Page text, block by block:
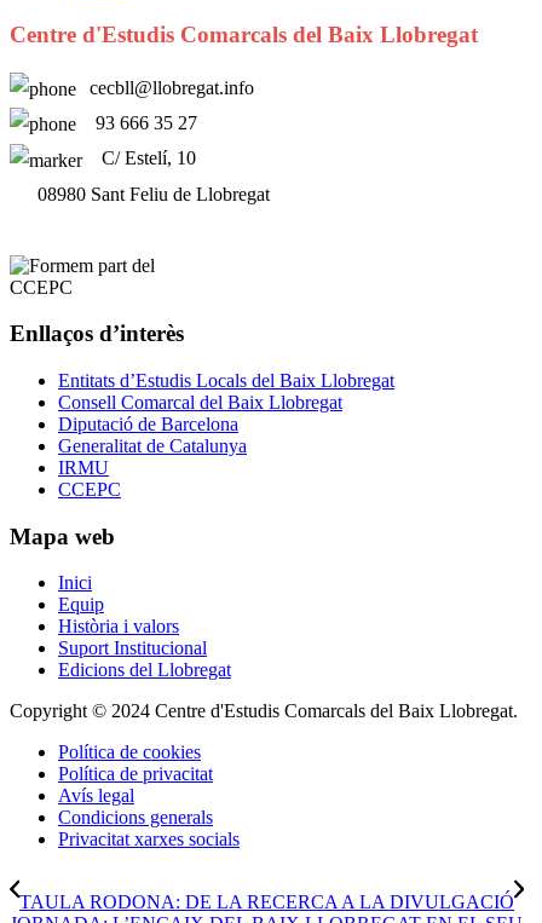
Centre d'Estudis Comarcals del Baix Llobregat
cecbll@llobregat.info
93 666 35 27
C/ Estelí, 10
08980 Sant Feliu de Llobregat
Enllaços d’interès
Entitats d’Estudis Locals del Baix Llobregat
Consell Comarcal del Baix Llobregat
Diputació de Barcelona
Generalitat de Catalunya
IRMU
CCEPC
Mapa web
Inici
Equip
Història i valors
Suport Institucional
Edicions del Llobregat
Copyright © 2024 Centre d'Estudis Comarcals del Baix Llobregat.
Política de cookies
Política de privacitat
Avís legal
Condicions generals
Privacitat xarxes socials
TAULA RODONA: DE LA RECERCA A LA DIVULGACIÓ